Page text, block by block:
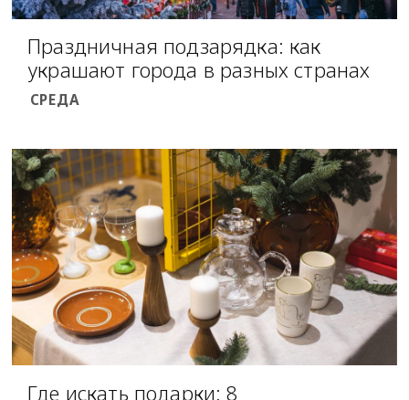
Праздничная подзарядка: как
украшают города в разных странах
СРЕДА
Где искать подарки: 8